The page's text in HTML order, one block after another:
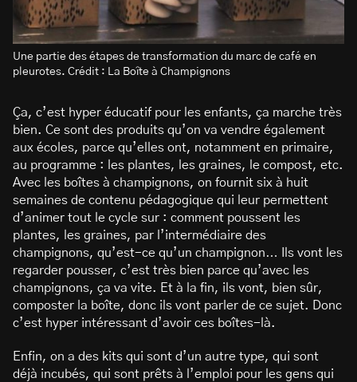
Une partie des étapes de transformation du marc de café en
pleurotes. Crédit : La Boîte à Champignons
Ça, c’est hyper éducatif pour les enfants, ça marche très
bien. Ce sont des produits qu’on va vendre également
aux écoles, parce qu’elles ont, notamment en primaire,
au programme : les plantes, les graines, le compost, etc.
Avec les boîtes à champignons, on fournit six à huit
semaines de contenu pédagogique qui leur permettent
d’animer tout le cycle sur : comment poussent les
plantes, les graines, par l’intermédiaire des
champignons, qu’est-ce qu’un champignon… Ils vont les
regarder pousser, c’est très bien parce qu’avec les
champignons, ça va vite. Et à la fin, ils vont, bien sûr,
composter la boîte, donc ils vont parler de ce sujet. Donc
c’est hyper intéressant d’avoir ces boîtes-là.
Enfin, on a des kits qui sont d’un autre type, qui sont
déjà incubés, qui sont prêts à l’emploi pour les gens qui